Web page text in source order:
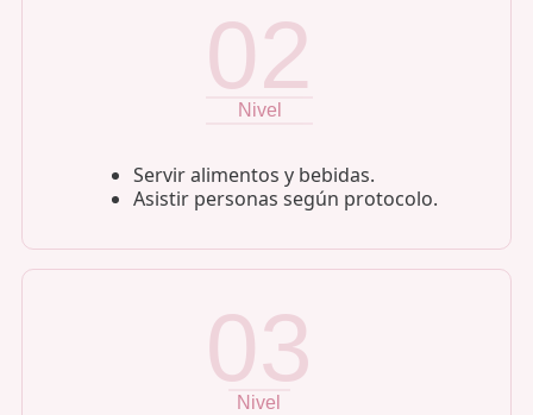
02
Nivel
Servir alimentos y bebidas.
Asistir personas según protocolo.
03
Nivel